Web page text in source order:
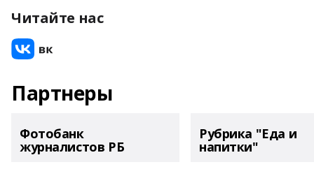
Читайте нас
Партнеры
Фотобанк
журналистов РБ
Рубрика "Еда и
напитки"